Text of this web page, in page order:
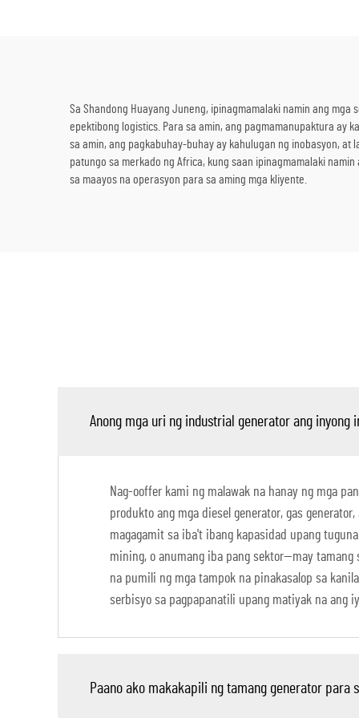
Sa Shandong Huayang Juneng, ipinagmamalaki namin ang
epektibong logistics. Para sa amin, ang pagmamanupaktura ay
sa amin, ang pagkabuhay-buhay ay kahulugan ng inobasyon, at
patungo sa merkado ng Africa, kung saan ipinagmamalaki
sa maayos na operasyon para sa aming mga kliyente.
Anong mga uri ng industrial generator ang inyong
Nag-ooffer kami ng malawak na hanay ng mga
produkto ang mga diesel generator, gas
magagamit sa iba't ibang kapasidad upang
mining, o anumang iba pang sektor—may
na pumili ng mga tampok na pinakasalop sa
serbisyo sa pagpapanatili upang matiyak na ang
Paano ako makakapili ng tamang generator para